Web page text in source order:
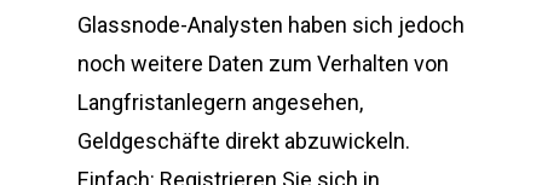
Glassnode-Analysten haben sich jedoch
noch weitere Daten zum Verhalten von
Langfristanlegern angesehen,
Geldgeschäfte direkt abzuwickeln.
Einfach: Registrieren Sie sich in